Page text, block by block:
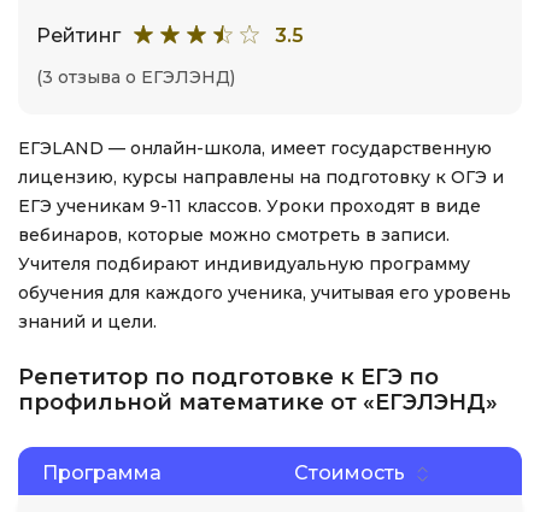
Рейтинг 3.5
(3 отзыва о ЕГЭЛЭНД)
ЕГЭLAND — онлайн-школа, имеет государственную
лицензию, курсы направлены на подготовку к ОГЭ и
ЕГЭ ученикам 9-11 классов. Уроки проходят в виде
вебинаров, которые можно смотреть в записи.
Учителя подбирают индивидуальную программу
обучения для каждого ученика, учитывая его уровень
знаний и цели.
Репетитор по подготовке к ЕГЭ по
профильной математике от «ЕГЭЛЭНД»
Программа Стоимость